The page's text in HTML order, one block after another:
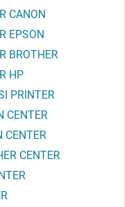
CANON
EPSON
BROTHER
HP
PRINTER
CENTER
CENTER
CENTER